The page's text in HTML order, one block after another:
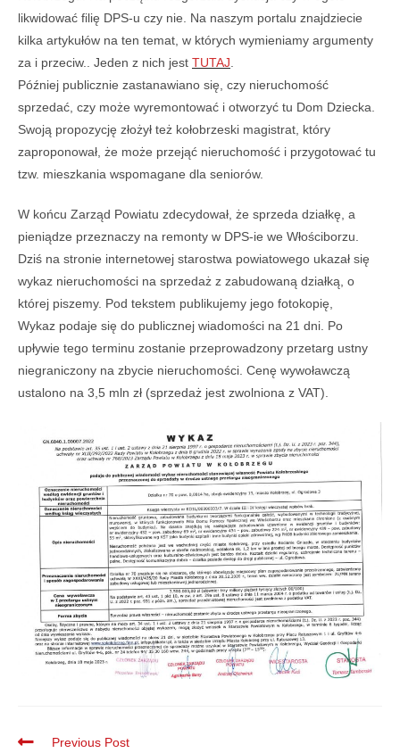
likwidować filię DPS-u czy nie. Na naszym portalu znajdziecie
kilka artykułów na ten temat, w których wymieniamy argumenty
za i przeciw.. Jeden z nich jest TUTAJ
Później publicznie zastanawiano się, czy nieruchomość
sprzedać, czy może wyremontować i otworzyć tu Dom Dziecka.
Swoją propozycję złożył też kołobrzeski magistrat, który
zaproponował, że może przejąć nieruchomość i przygotować tu
tzw. mieszkania wspomagane dla seniorów.
W końcu Zarząd Powiatu zdecydował, że sprzeda działkę, a
pieniądze przeznaczy na remonty w DPS-ie we Włościborzu.
Dziś na stronie internetowej starostwa powiatowego ukazał się
wykaz nieruchomości na sprzedaż z zabudowaną działką, o
której piszemy. Pod tekstem publikujemy jego fotokopię,
Wykaz podaje się do publicznej wiadomości na 21 dni. Po
upływie tego terminu zostanie przeprowadzony przetarg ustny
niegraniczony na zbycie nieruchomości. Cenę wywoławczą
ustalono na 3,5 mln zł (sprzedaż jest zwolniona z VAT).
Previous Post